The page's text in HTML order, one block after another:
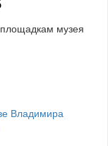
музея